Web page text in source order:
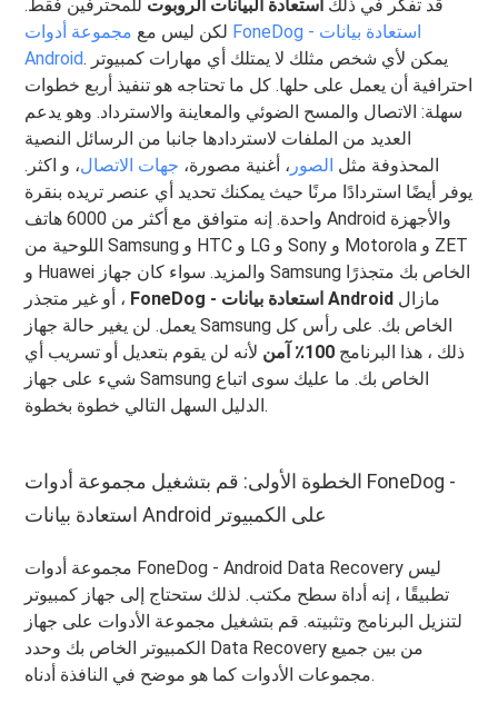
قد تفكر في ذلك استعادة البيانات الروبوت للمحترفين فقط.
لكن ليس مع مجموعة أدوات FoneDog - استعادة بيانات
Android. يمكن لأي شخص مثلك لا يمتلك أي مهارات كمبيوتر
احترافية أن يعمل على حلها. كل ما تحتاجه هو تنفيذ أربع خطوات
سهلة: الاتصال والمسح الضوئي والمعاينة والاسترداد. وهو يدعم
العديد من الملفات لاستردادها جانبا من الرسائل النصية
المحذوفة مثل الصور ، أغنية مصورة، جهات الاتصال، و اكثر.
يوفر أيضًا استردادًا مرنًا حيث يمكنك تحديد أي عنصر تريده بنقرة
واحدة. إنه متوافق مع أكثر من 6000 هاتف Android والأجهزة
اللوحية من Samsung و HTC و LG و Sony و Motorola و ZET
و Huawei والمزيد. سواء كان جهاز Samsung الخاص بك متجذرًا
أو غير متجذر ،
FoneDog - استعادة بيانات Android
يعمل. لن يغير حالة جهاز Samsung الخاص بك. على رأس كل
ذلك ، هذا البرنامج 100٪ آمن
لأنه لن يقوم بتعديل أو تسريب أي
شيء على جهاز Samsung الخاص بك. ما عليك سوى اتباع
الدليل السهل التالي خطوة بخطوة.
الخطوة الأولى: قم بتشغيل مجموعة أدوات FoneDog -
استعادة بيانات Android على الكمبيوتر
مجموعة أدوات FoneDog - Android Data Recovery ليس
تطبيقًا ، إنه أداة سطح مكتب. لذلك ستحتاج إلى جهاز كمبيوتر
لتنزيل البرنامج وتثبيته. قم بتشغيل مجموعة الأدوات على جهاز
الكمبيوتر الخاص بك وحدد Data Recovery من بين جميع
مجموعات الأدوات كما هو موضح في النافذة أدناه.